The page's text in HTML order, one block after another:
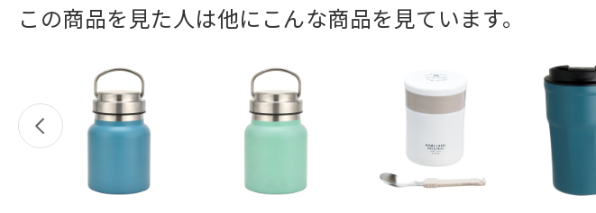
この商品を見た人は他にこんな商品を見ています。